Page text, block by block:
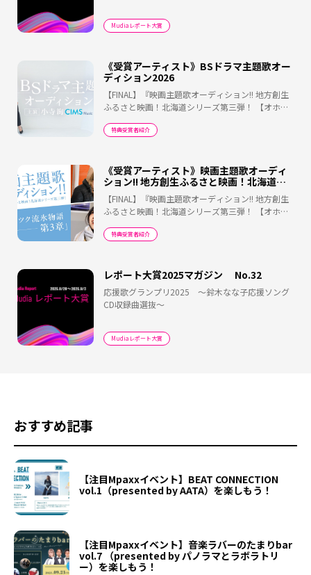
Mudiaレポート大賞
《受賞アーティスト》BSドラマ主題歌オー
ディション2026
【FINAL】『映画主題歌オーディション!! 地方創生
ふるさと映画！北海道シリーズ第三弾！ 【オホー
特典受賞者紹介
《受賞アーティスト》映画主題歌オーディ
ション!! 地方創生ふるさと映画！北海道シ
リーズ第三弾！ 『オホーツク流氷物語 第3
章』
【FINAL】『映画主題歌オーディション!! 地方創生
ふるさと映画！北海道シリーズ第三弾！ 【オホー
特典受賞者紹介
レポート大賞2025マガジン No.32
応援歌グランプリ2025 ～鈴木なな子応援ソング
CD収録曲選抜～
Mudiaレポート大賞
おすすめ記事
【注目Mpaxxイベント】BEAT CONNECTION
vol.1（presented by AATA）を楽しもう！
【注目Mpaxxイベント】音楽ラバーのたまりbar
vol.7 （presented by パノラマとラボラトリ
ー）を楽しもう！